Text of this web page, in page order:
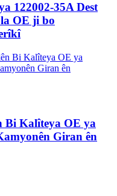
122002-35A Dest
OE ji bo
Bi Kalîteya OE ya
Giran ên